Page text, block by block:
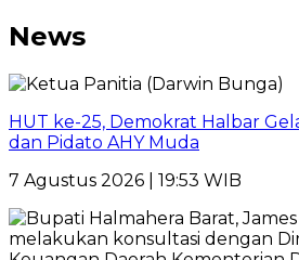
News
HUT ke-25, Demokrat Halbar
dan Pidato AHY Muda
7 Agustus 2026 | 19:53 WIB